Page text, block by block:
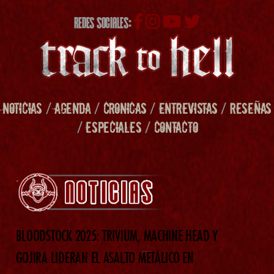
REDES SOCIALES:
NOTICIAS /AGENDA/ CRONICAS/ENTREVISTAS/RESEÑAS
/ESPECIALES/ CONTACTO
BLOODSTOCK 2025: TRIVIUM, MACHINE HEAD Y
GOJIRA LIDERAN EL ASALTO METÁLICO EN